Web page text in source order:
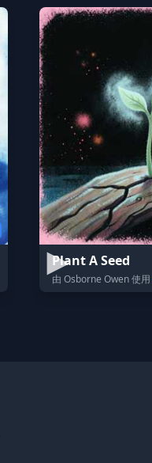
Plant A Seed
由 Osborne Owen 使用